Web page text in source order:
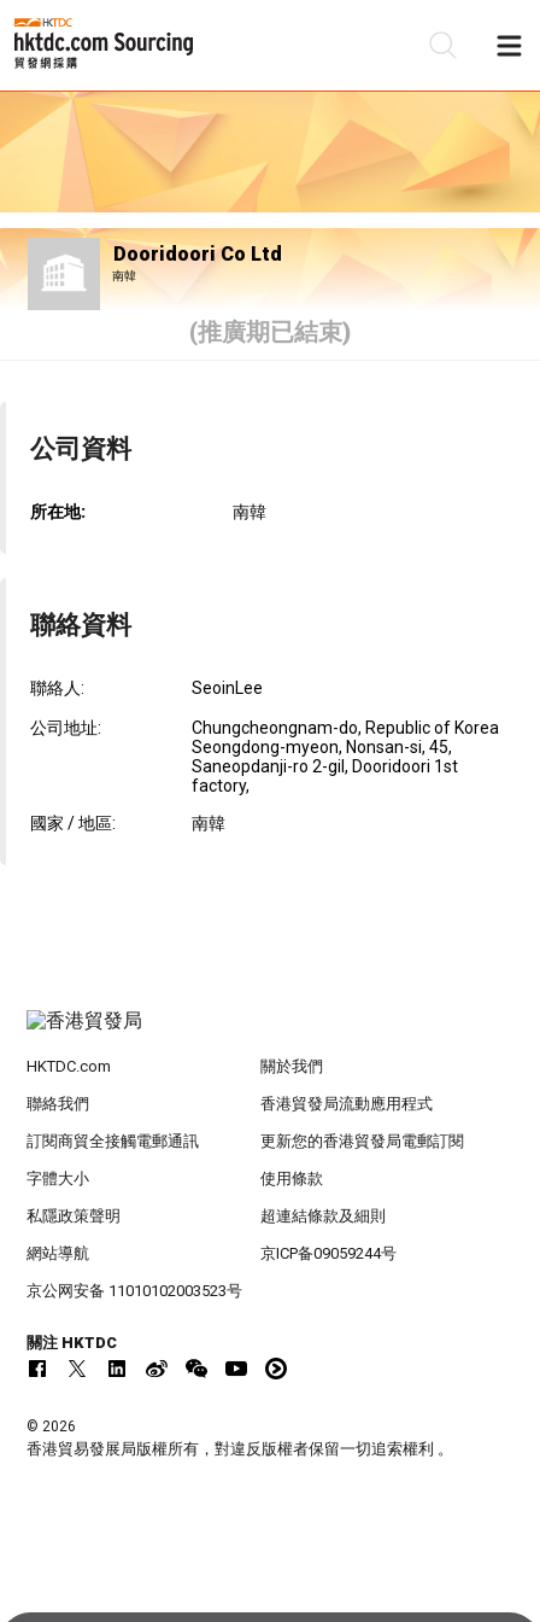
Dooridoori Co Ltd
南韓
(推廣期已結束)
公司資料
所在地: 南韓
聯絡資料
聯絡人: SeoinLee
公司地址:
Chungcheongnam-do, Republic of Korea
Seongdong-myeon, Nonsan-si, 45,
Saneopdanji-ro 2-gil, Dooridoori 1st
factory,
國家 / 地區:
南韓
HKTDC.com 關於我們
聯絡我們 香港貿發局流動應用程式
訂閱商貿全接觸電郵通訊 更新您的香港貿發局電郵訂閱
字體大小 使用條款
私隱政策聲明 超連結條款及細則
網站導航 京ICP备09059244号
京公网安备 11010102003523号
關注 HKTDC
© 2026
香港貿易發展局版權所有，對違反版權者保留一切追索權利 。